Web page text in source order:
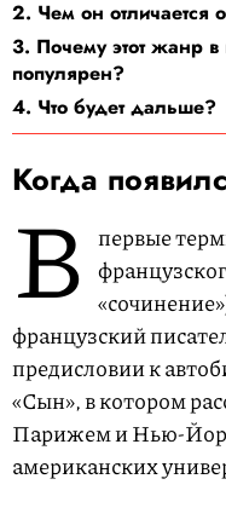
2. Чем он отличается
3. Почему этот жанр
популярен?
4. Что будет дальше?
Когда
В первые
французский
предисловии к
«Сын», в котором
Парижем и Нью-
американских